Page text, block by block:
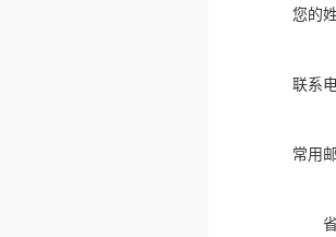
您的
联系
常用